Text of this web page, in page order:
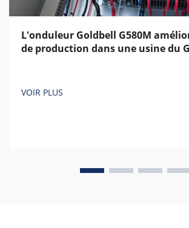
L'onduleur Goldbell G580M
de production dans une usine du
VOIR PLUS